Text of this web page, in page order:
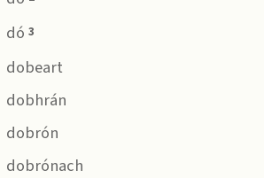
dó3
dobeart
dobhrán
dobrón
dobrónach